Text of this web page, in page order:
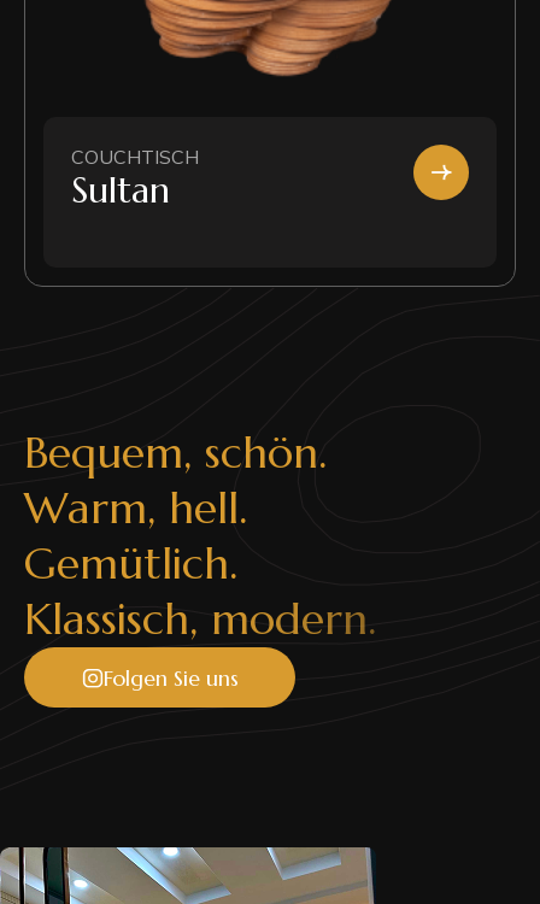
COUCHTISCH
Sultan
Bequem, schön.
Warm, hell.
Gemütlich.
Klassisch, modern.
Folgen Sie uns